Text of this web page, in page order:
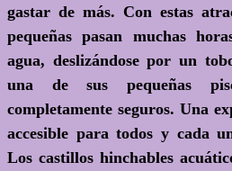
gastar de más. Con estas
pequeñas pasan muchas
agua, deslizándose por un
una de sus pequeñas
completamente seguros. Una
accesible para todos y cada
Los castillos hinchables